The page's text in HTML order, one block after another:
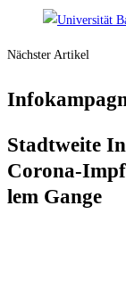
Nächster Artikel
Stadt­wei­te
Coro­na-
lem Gange